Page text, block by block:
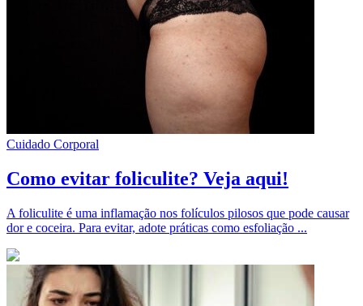
Cuidado Corporal
Como evitar foliculite? Veja aqui!
A foliculite é uma inflamação nos folículos pilosos que pode causar
dor e coceira. Para evitar, adote práticas como esfoliação ...